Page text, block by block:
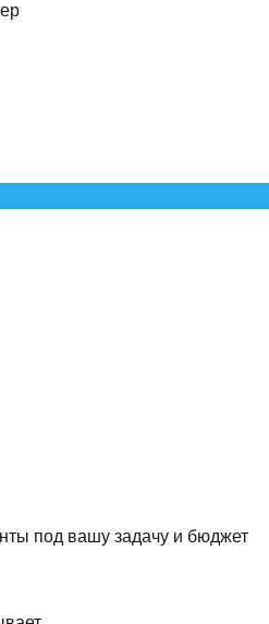
под вашу задачу и бюджет